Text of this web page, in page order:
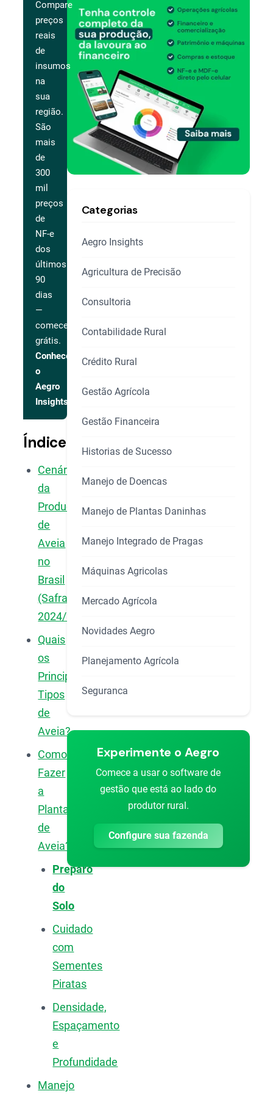
Compare
preços
reais
de
insumos
na
sua
região.
São
mais
de
300
mil
preços
de
NF-e
dos
últimos
90
dias
—
comece
grátis.
Conhecer
o
Aegro
Insights
Índice
Cenário
da
Produção
de
Aveia
no
Brasil
(Safra
2024/25)
Quais
os
Principais
Tipos
de
Aveia?
Como
Fazer
a
Plantação
de
Aveia?
Preparo
do
Solo
Cuidado
com
Sementes
Piratas
Densidade,
Espaçamento
e
Profundidade
Manejo
Categorias
Aegro Insights
Agricultura de Precisão
Consultoria
Contabilidade Rural
Crédito Rural
Gestão Agrícola
Gestão Financeira
Historias de Sucesso
Manejo de Doencas
Manejo de Plantas Daninhas
Manejo Integrado de Pragas
Máquinas Agricolas
Mercado Agrícola
Novidades Aegro
Planejamento Agrícola
Seguranca
Experimente o Aegro
Comece a usar o software de
gestão que está ao lado do
produtor rural.
Configure sua fazenda